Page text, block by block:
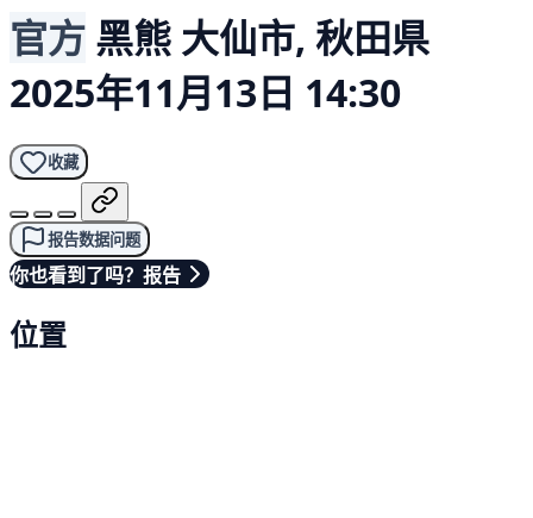
官方 黑熊 大仙市, 秋田県
2025年11月13日 14:30
收藏
报告数据问题
你也看到了吗？报告
位置